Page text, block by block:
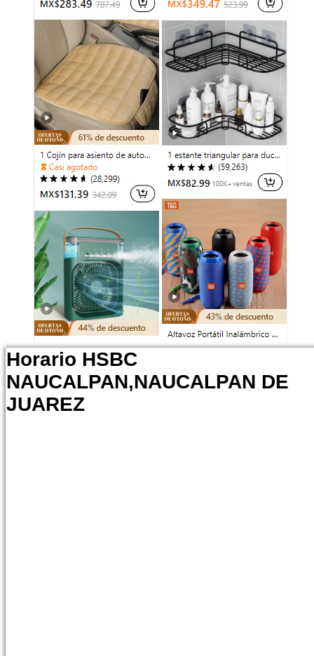
Horario HSBC
NAUCALPAN,NAUCALPAN DE
JUAREZ